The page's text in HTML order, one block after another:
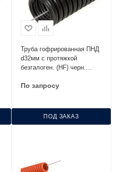
Труба гофрированная ПНД
d32мм с протяжкой
безгалоген. (HF) черн.
PR.023251
По запросу
ПОД ЗАКАЗ